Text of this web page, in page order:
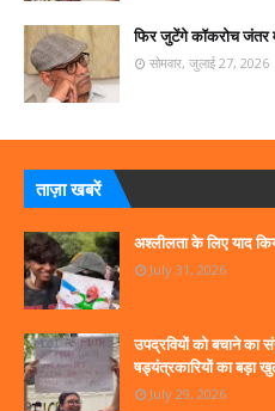
फिर जुटेंगे कॉकरोच जंतर
सोमवार, जुलाई 27, 2026
ताज़ा खबरें
अश्लीलता के लिए याद
July 31, 2026
उपद्रवियों को बचाने का
षड्यंत्रकारियों का बड़ा
July 29, 2026